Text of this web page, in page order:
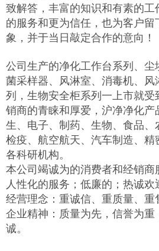
致解答，丰富的知识和有素的工
的服务和更为信任，也为客户留
象，并于当日敲定合作的意向！
公司生产的净化工作台系列、
菌采样器、风淋室、消毒机、
列，生物安全柜系列一上市就
销商的青睐和厚爱，沪净净化产
生、电子、制药、生物、食品、
检疫、航空航天、汽车制造、精
各科研机构。
本公司竭诚为的消费者和经销商
人性化的服务；低廉的；热诚欢
经营理念：重诚信、重质量、重
企业精神：质量为先，信誉为重
诚。